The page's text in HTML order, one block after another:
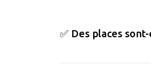
✅ Des places